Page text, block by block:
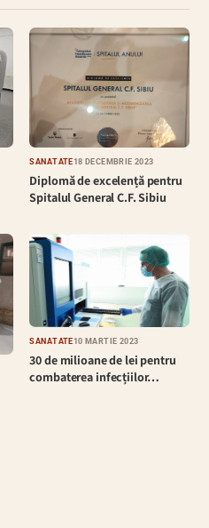
SĂNĂTATE18 DECEMBRIE 2023
Diplomă de excelență pentru
Spitalul General C.F. Sibiu
SĂNĂTATE10 MARTIE 2023
30 de milioane de lei pentru
combaterea infecțiilor…